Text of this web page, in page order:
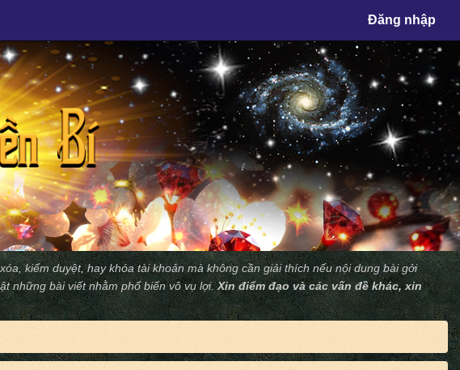
Đăng nhập
×
kiểm duyệt, hay khóa tài khoản mà không cần giải thích nếu nội dung bài gởi
những bài viết nhằm phổ biến vô vụ lợi.Xin điểm đạo và các vấn đề khác, xin